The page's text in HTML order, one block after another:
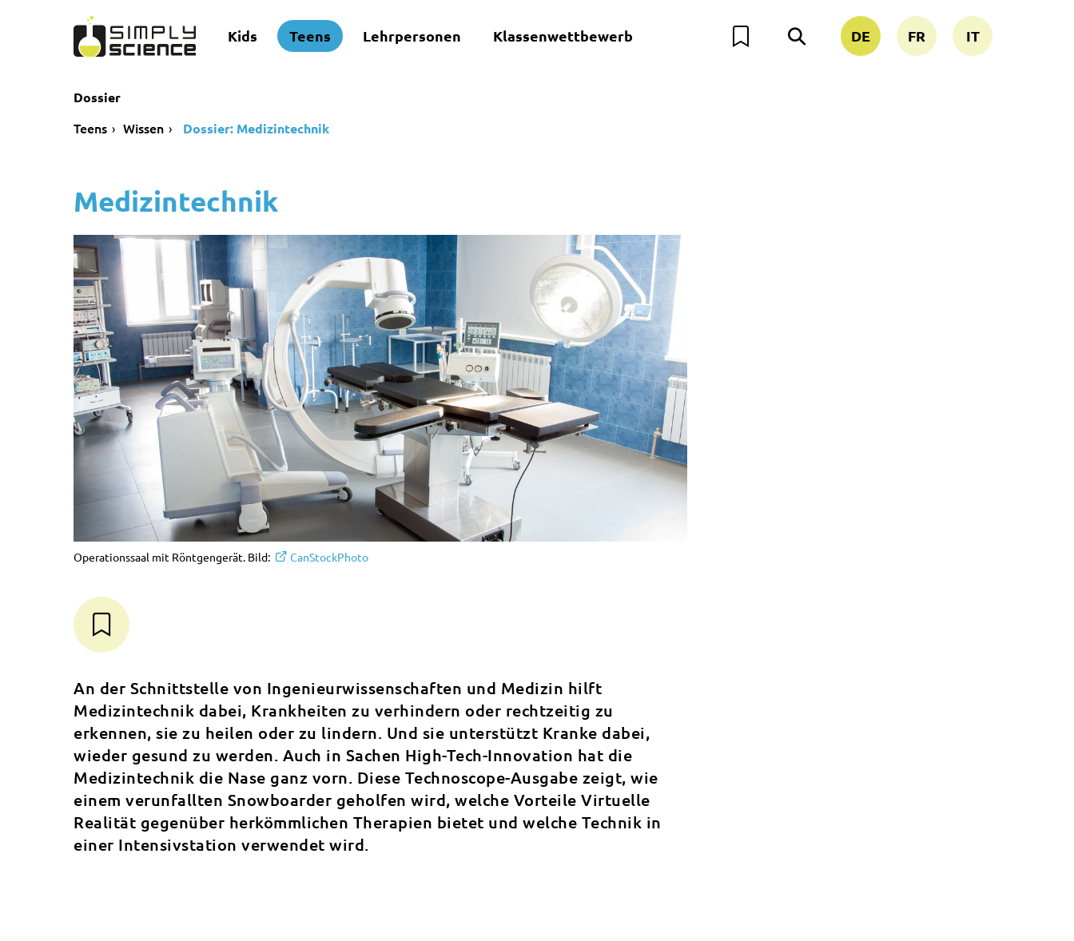
Kids Teens Lehrpersonen Klassenwettbewerb DE FR IT
Dossier
Teens Wissen Dossier: Medizintechnik
Medizintechnik
Operationssaal mit Röntgengerät. Bild: CanStockPhoto
An der Schnittstelle von Ingenieurwissenschaften und Medizin hilft
Medizintechnik dabei, Krankheiten zu verhindern oder rechtzeitig zu
erkennen, sie zu heilen oder zu lindern. Und sie unterstützt Kranke dabei,
wieder gesund zu werden. Auch in Sachen High-Tech-Innovation hat die
Medizintechnik die Nase ganz vorn. Diese Technoscope-Ausgabe zeigt, wie
einem verunfallten Snowboarder geholfen wird, welche Vorteile Virtuelle
Realität gegenüber herkömmlichen Therapien bietet und welche Technik in
einer Intensivstation verwendet wird.